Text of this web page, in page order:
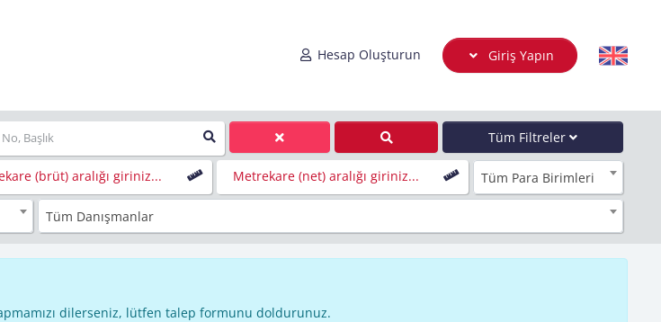
Hesap Oluşturun Giriş Yapın
Tüm Filtreler
(brüt) aralığı giriniz... Metrekare (net) aralığı giriniz... Tüm Para Birimleri
Tüm Danışmanlar
dilerseniz, lütfen talep formunu doldurunuz.